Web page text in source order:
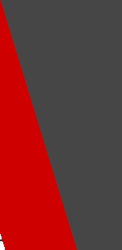
パーソナルトレーニングなら「
ブログ
えよう!
う!